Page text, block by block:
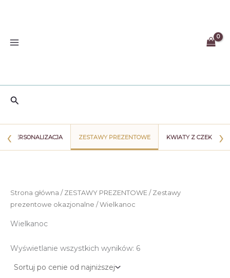
Szukaj
‹ PERSONALIZACJA ZESTAWY PREZENTOWE KWIATY Z ›
Strona główna / ZESTAWY PREZENTOWE / Zestawy
prezentowe okazjonalne / Wielkanoc
Wielkanoc
Wyświetlanie wszystkich wyników: 6Posortowane